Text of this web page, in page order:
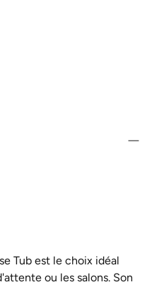
Tub est le choix idéal
ou les salons. Son